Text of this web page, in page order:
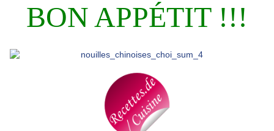
BON APPÉTIT !!!